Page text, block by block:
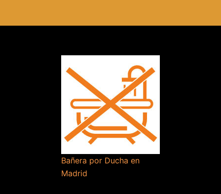
Bañera por Ducha en
Madrid